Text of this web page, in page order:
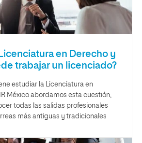
en Derecho y
trabajar un licenciado?
estudiar la Licenciatura en
México abordamos esta cuestión,
todas las salidas profesionales
más antiguas y tradicionales